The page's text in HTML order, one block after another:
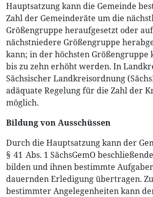
Hauptsatzung kann die Gemeinde
Zahl der Gemeinderäte um die
Größengruppe heraufgesetzt oder
nächstniedere Größengruppe
kann; in der höchsten Größengruppe
bis zu zehn erhöht werden. In
Sächsischer Landkreisordnung
adäquate Regelung für die Zahl der
möglich.
Bildung von Ausschüssen
Durch die Hauptsatzung kann der
§ 41 Abs. 1 SächsGemO
bilden und ihnen bestimmte
dauernden Erledigung übertragen.
bestimmter Angelegenheiten kann